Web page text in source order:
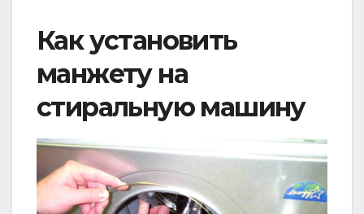
Как установить
манжету на
стиральную машину